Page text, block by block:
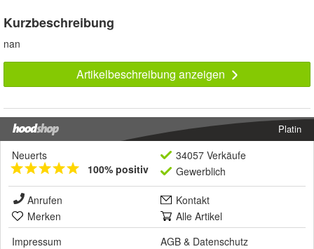
Kurzbeschreibung
nan
Artikelbeschreibung anzeigen
Platin
Neuerts
100% positiv
34057 Verkäufe
Gewerblich
Anrufen
Kontakt
Merken
Alle Artikel
Impressum
AGB & Datenschutz